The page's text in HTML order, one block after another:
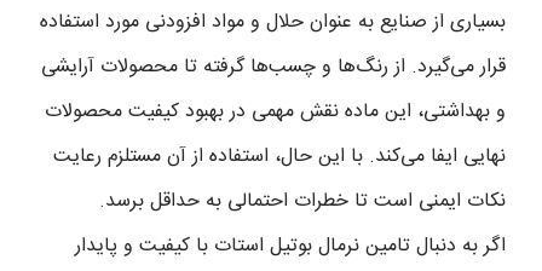
بسیاری از صنایع به عنوان حلال و مواد افزودنی مورد استفاده
قرار می‌گیرد. از رنگ‌ها و چسب‌ها گرفته تا محصولات آرایشی
و بهداشتی، این ماده نقش مهمی در بهبود کیفیت محصولات
نهایی ایفا می‌کند. با این حال، استفاده از آن مستلزم رعایت
نکات ایمنی است تا خطرات احتمالی به حداقل برسد.
اگر به دنبال تامین نرمال بوتیل استات با کیفیت و پایدار